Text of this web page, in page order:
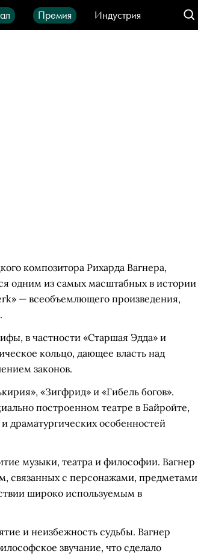
Премия
Индустрия
IT-продукты
композитора Рихарда Вагнера,
одним из самых масштабных в истории
— всеобъемлющего произведения,
в частности «Старшая Эдда» и
кольцо, дающее власть над
законов.
«Зигфрид» и «Гибель богов».
построенном театре в Байройте,
драматургических особенностей
музыки, театра и философии. Вагнер
связанных с персонажами, предметами
широко используемым в
и неизбежность судьбы. Вагнер
звучание, что сделало